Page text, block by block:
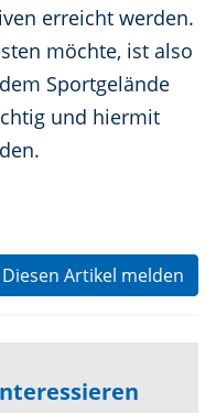
erreicht werden.
möchte, ist also
Sportgelände
und hiermit
Diesen Artikel melden